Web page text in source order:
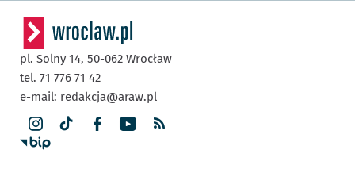
pl. Solny 14, 50-062 Wrocław
tel. 71 776 71 42
e-mail: redakcja@araw.pl